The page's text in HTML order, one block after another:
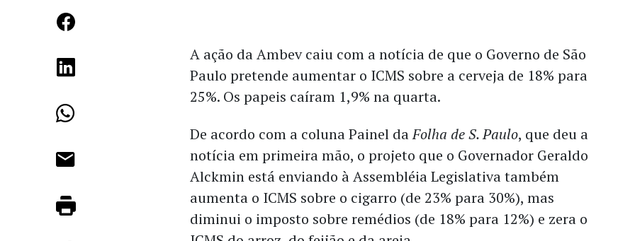
A ação da Ambev caiu com a notícia de que o Governo de São
Paulo pretende aumentar o ICMS sobre a cerveja de 18% para
25%. Os papeis caíram 1,9% na quarta.
De acordo com a coluna Painel daFolha de S. Paulo, que deu a
notícia em primeira mão, o projeto que o Governador Geraldo
Alckmin está enviando à Assembléia Legislativa também
aumenta o ICMS sobre o cigarro (de 23% para 30%), mas
diminui o imposto sobre remédios (de 18% para 12%) e zera o